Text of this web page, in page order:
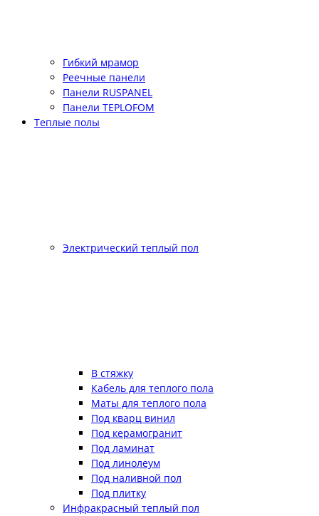
Гибкий мрамор
Реечные панели
Панели RUSPANEL
Панели TEPLOFOM
Теплые полы
Электрический теплый пол
В стяжку
Кабель для теплого пола
Маты для теплого пола
Под кварц винил
Под керамогранит
Под ламинат
Под линолеум
Под наливной пол
Под плитку
Инфракрасный теплый пол